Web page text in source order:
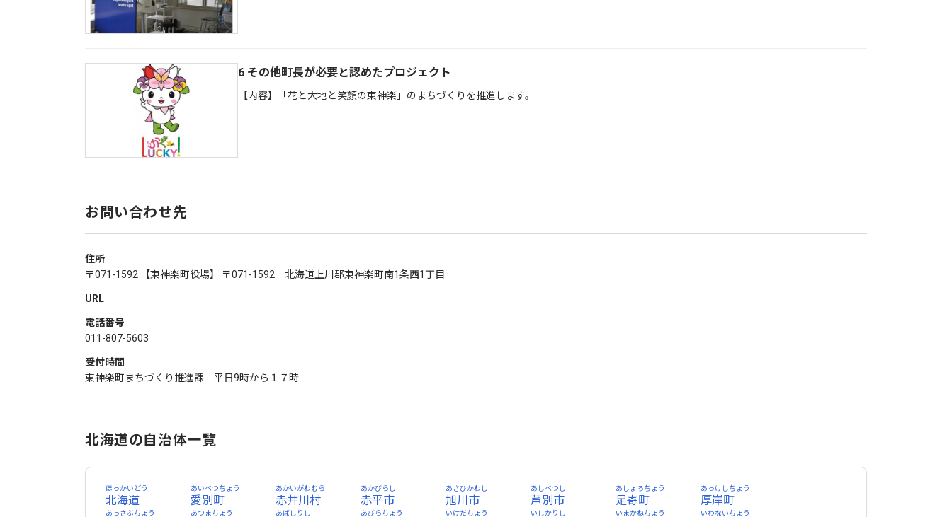
6 その他町長が必要と認めたプロジェクト
【内容】「花と大地と笑顔の東神楽」のまちづくりを推進します。
お問い合わせ先
住所
〒071-1592 【東神楽町役場】 〒071-1592 北海道上川郡東神楽町南1条西1丁目
URL
電話番号
011-807-5603
受付時間
東神楽町まちづくり推進課 平日9時から１７時
北海道の自治体一覧
北海道
ほっかいどう
愛別町
あいベつちょう
赤井川村
あかいがわむら
赤平市
あかびらし
旭川市
あさひかわし
芦別市
あしべつし
足寄町
あしょろちょう
厚岸町
あっけしちょう
あっさぶちょう あつまちょう あばしりし あびらちょう いけだちょう いしかりし いまかねちょう いわないちょう